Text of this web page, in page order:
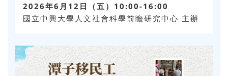
2026年6月12日（五）10:00-16:00
國立中興大學人文社會科學前瞻研究中心 主辦